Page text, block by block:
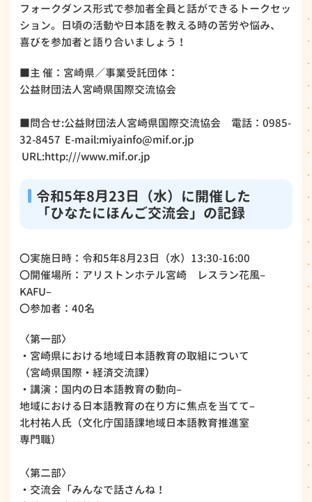
フォークダンス形式で参加者全員と話ができるトークセッ
ション。日頃の活動や日本語を教える時の苦労や悩み、
喜びを参加者と語り合いましょう！
■主 催：宮崎県／事業受託団体：
公益財団法人宮崎県国際交流協会
■問合せ:公益財団法人宮崎県国際交流協会 電話：0985-
32-8457 E-mail:miyainfo@mif.or.jp
URL:http:///www.mif.or.jp
令和5年8月23日（水）に開催した
「ひなたにほんご交流会」の記録
〇実施日時：令和5年8月23日（水）13:30-16:00
〇開催場所：アリストンホテル宮崎 レスラン花風–
KAFU–
〇参加者：40名
〈第一部〉
・宮崎県における地域日本語教育の取組について
（宮崎県国際・経済交流課）
・講演：国内の日本語教育の動向–
地域における日本語教育の在り方に焦点を当てて–
北村祐人氏（文化庁国語課地域日本語教育推進室
専門職）
〈第二部〉
・交流会「みんなで話さんね！